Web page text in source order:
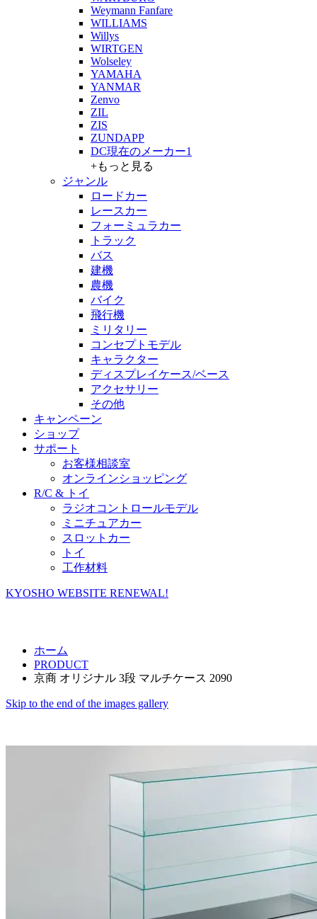
Weymann Fanfare
WILLIAMS
Willys
WIRTGEN
Wolseley
YAMAHA
YANMAR
Zenvo
ZIL
ZIS
ZUNDAPP
DC現在のメーカー1
+もっと見る
ジャンル
ロードカー
レースカー
フォーミュラカー
トラック
バス
建機
農機
バイク
飛行機
ミリタリー
コンセプトモデル
キャラクター
ディスプレイケース/ベース
アクセサリー
その他
キャンペーン
ショップ
サポート
お客様相談室
オンラインショッピング
R/C & トイ
ラジオコントロールモデル
ミニチュアカー
スロットカー
トイ
工作材料
KYOSHO WEBSITE RENEWAL!
ホーム
PRODUCT
京商 オリジナル 3段 マルチケース 2090
Skip to the end of the images gallery